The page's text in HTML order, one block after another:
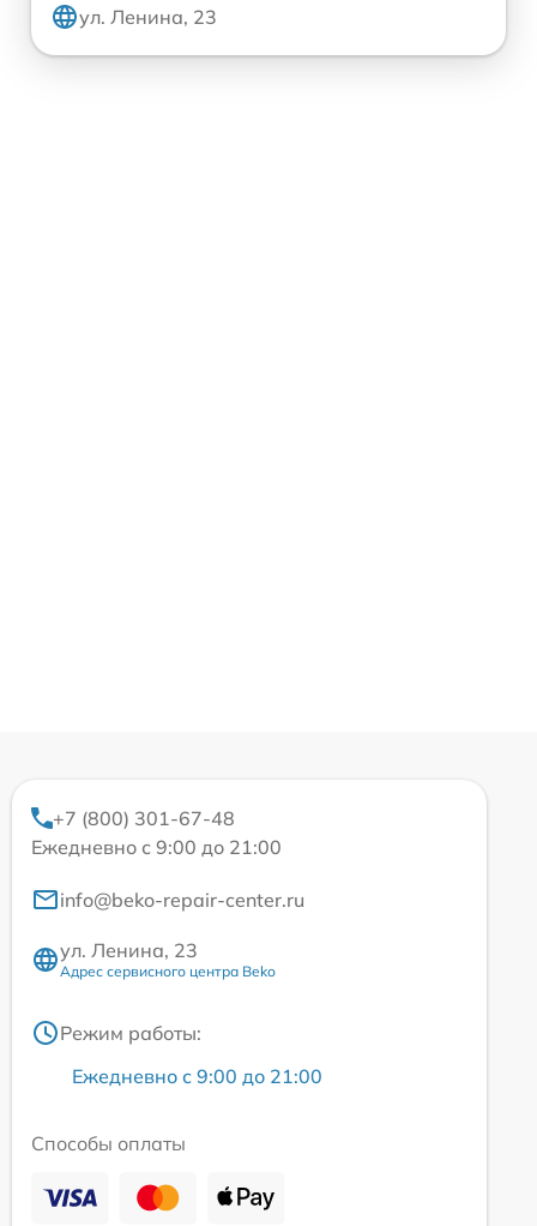
ул. Ленина, 23
+7 (800) 301-67-48
Ежедневно с 9:00 до 21:00
info@beko-repair-center.ru
ул. Ленина, 23
Адрес сервисного центра Beko
Режим работы:
Ежедневно с 9:00 до 21:00
Способы оплаты